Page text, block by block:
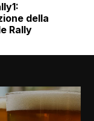
della
Rally